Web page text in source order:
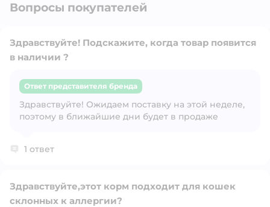
Вопросы покупателей
Открыть вопрос
Здравствуйте! Подскажите, когда товар появится
в наличии ?
Ответ представителя бренда
Здравствуйте! Ожидаем поставку на этой неделе,
поэтому в ближайшие дни будет в продаже
1 ответ
Здравствуйте,этот корм подходит для кошек
склонных к аллергии?